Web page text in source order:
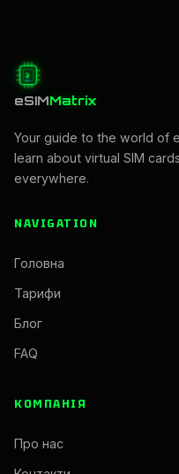
eSIMMatrix
Your guide to the world of
learn about virtual SIM
everywhere.
NAVIGATION
Головна
Тарифи
Блог
FAQ
КОМПАНІЯ
Про нас